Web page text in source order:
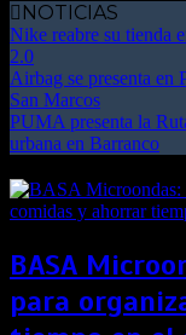
NOTICIAS
Nike reabre su tienda
2.0
Airbag se presenta en
San Marcos
PUMA presenta la
urbana en Barranco
BASA
para